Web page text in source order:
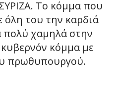
Το κόμμα που
όλη του την καρδιά
πολύ χαμηλά στην
κόμμα με
πρωθυπουργού.